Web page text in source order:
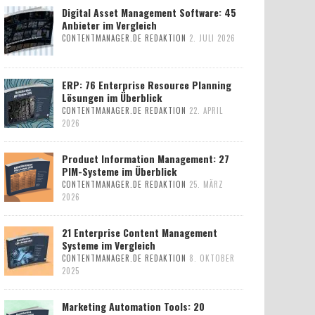
Digital Asset Management Software: 45
Anbieter im Vergleich
CONTENTMANAGER.DE REDAKTION 2. JULI 2026
ERP: 76 Enterprise Resource Planning
Lösungen im Überblick
CONTENTMANAGER.DE REDAKTION 22. APRIL
2026
Product Information Management: 27
PIM-Systeme im Überblick
CONTENTMANAGER.DE REDAKTION 25. MÄRZ
2026
21 Enterprise Content Management
Systeme im Vergleich
CONTENTMANAGER.DE REDAKTION 8. OKTOBER
2025
Marketing Automation Tools: 20